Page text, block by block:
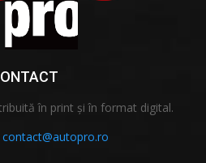
în print și în format digital.
contact@autopro.ro